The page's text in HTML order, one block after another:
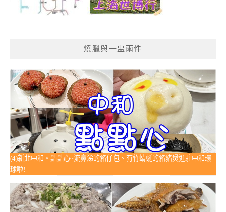
燒臘與一盅兩件
(4)新北中和。點點心~流鼻涕的豬仔包、有竹蜻蜓的豬豬煲進駐中和環
球啦!